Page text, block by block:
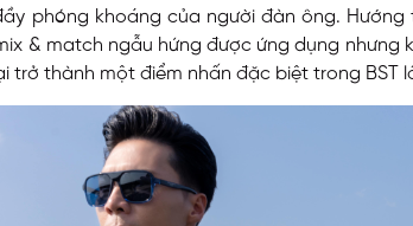
phóng khoáng của người đàn ông.
& match ngẫu hứng được ứng dụng
trở thành một điểm nhấn đặc biệt trong BST